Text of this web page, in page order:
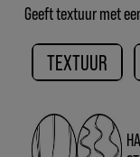
Geeft textuur met
TEXTUUR